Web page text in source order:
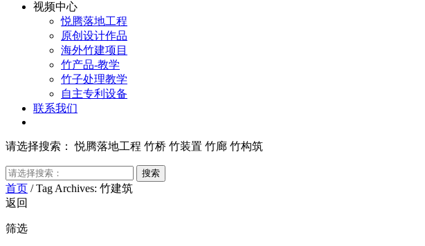
视频中心
悦腾落地工程
原创设计作品
海外竹建项目
竹产品-教学
竹子处理教学
自主专利设备
联系我们
请选择搜索：悦腾落地工程 竹桥 竹装置 竹廊 竹构筑
首页 /Tag Archives: 竹建筑
返回
筛选